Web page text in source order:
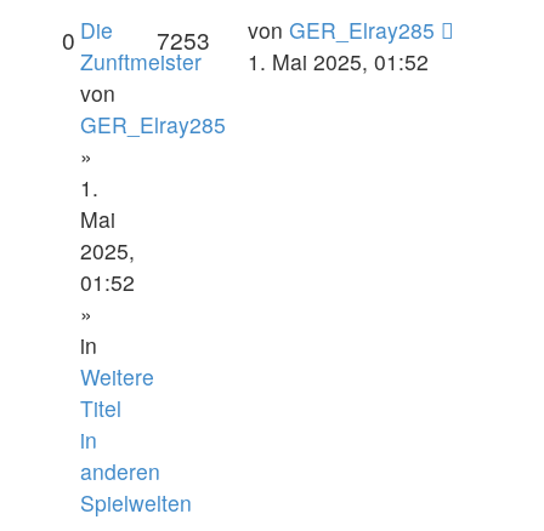
Die
Zunftmeister
von
GER_Elray285
»
1.
Mai
2025,
01:52
»
in
Weitere
Titel
in
anderen
Spielwelten
0 7253 von GER_Elray285
1. Mai 2025, 01:52